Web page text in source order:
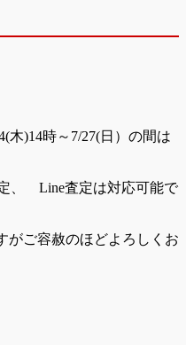
木)14時～7/27(日）の間は
、 Line査定は対応可能で
がご容赦のほどよろしくお